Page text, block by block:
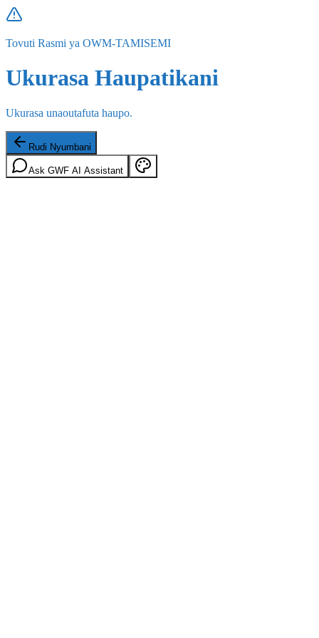
Tovuti Rasmi ya OWM-TAMISEMI
Ukurasa Haupatikani
Ukurasa unaoutafuta haupo.
Rudi Nyumbani
Ask GWF AI Assistant